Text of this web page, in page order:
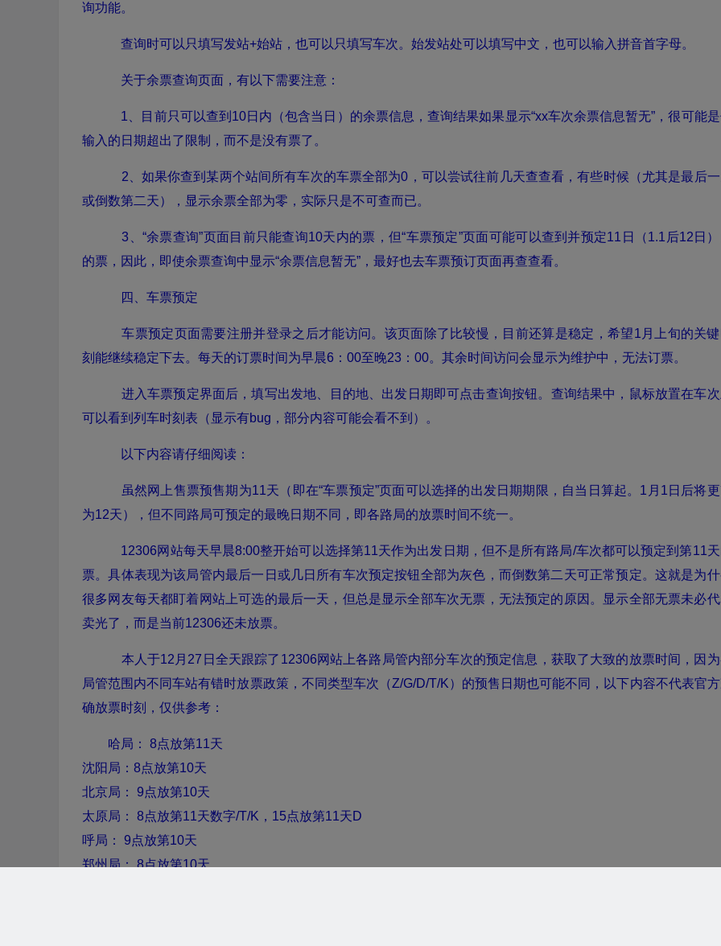
询功能。
查询时可以只填写发站+始站，也可以只填写车次。始发站处可以填写中文，也可以输入拼音首字母。
关于余票查询页面，有以下需要注意：
1、目前只可以查到10日内（包含当日）的余票信息，查询结果如果显示“xx车次余票信息暂无”，很可能
输入的日期超出了限制，而不是没有票了。
2、如果你查到某两个站间所有车次的车票全部为0，可以尝试往前几天查查看，有些时候（尤其是最后
或倒数第二天），显示余票全部为零，实际只是不可查而已。
3、“余票查询”页面目前只能查询10天内的票，但“车票预定”页面可能可以查到并预定11日（1.1后12日
的票，因此，即使余票查询中显示“余票信息暂无”，最好也去车票预订页面再查查看。
四、车票预定
车票预定页面需要注册并登录之后才能访问。该页面除了比较慢，目前还算是稳定，希望1月上旬的关
刻能继续稳定下去。每天的订票时间为早晨6：00至晚23：00。其余时间访问会显示为维护中，无法订票。
进入车票预定界面后，填写出发地、目的地、出发日期即可点击查询按钮。查询结果中，鼠标放置在车次
可以看到列车时刻表（显示有bug，部分内容可能会看不到）。
以下内容请仔细阅读：
虽然网上售票预售期为11天（即在“车票预定”页面可以选择的出发日期期限，自当日算起。1月1日后将
为12天），但不同路局可预定的最晚日期不同，即各路局的放票时间不统一。
12306网站每天早晨8:00整开始可以选择第11天作为出发日期，但不是所有路局/车次都可以预定到第11
票。具体表现为该局管内最后一日或几日所有车次预定按钮全部为灰色，而倒数第二天可正常预定。这就是为什
很多网友每天都盯着网站上可选的最后一天，但总是显示全部车次无票，无法预定的原因。显示全部无票未必
卖光了，而是当前12306还未放票。
本人于12月27日全天跟踪了12306网站上各路局管内部分车次的预定信息，获取了大致的放票时间，因
局管范围内不同车站有错时放票政策，不同类型车次（Z/G/D/T/K）的预售日期也可能不同，以下内容不代表官
确放票时刻，仅供参考：
哈局： 8点放第11天
沈阳局：8点放第10天
北京局： 9点放第10天
太原局： 8点放第11天数字/T/K，15点放第11天D
呼局： 9点放第10天
郑州局： 8点放第10天